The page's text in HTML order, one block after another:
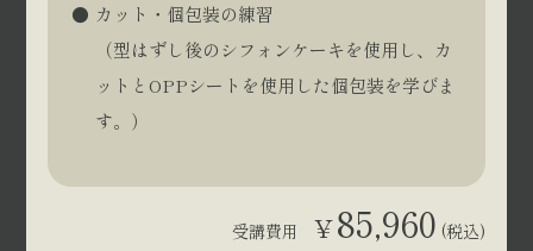
カット・個包装の練習
（型はずし後のシフォンケーキを使用し、カ
ットとOPPシートを使用した個包装を学びま
す。）
受講費用 ¥85,960 (税込)